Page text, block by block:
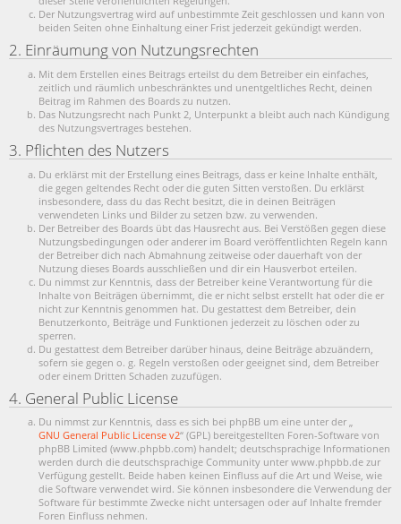
Der Nutzungsvertrag wird auf unbestimmte Zeit geschlossen und kann von
beiden Seiten ohne Einhaltung einer Frist jederzeit gekündigt werden.
2. Einräumung von Nutzungsrechten
Mit dem Erstellen eines Beitrags erteilst du dem Betreiber ein einfaches,
zeitlich und räumlich unbeschränktes und unentgeltliches Recht, deinen
Beitrag im Rahmen des Boards zu nutzen.
Das Nutzungsrecht nach Punkt 2, Unterpunkt a bleibt auch nach Kündigung
des Nutzungsvertrages bestehen.
3. Pflichten des Nutzers
Du erklärst mit der Erstellung eines Beitrags, dass er keine Inhalte enthält,
die gegen geltendes Recht oder die guten Sitten verstoßen. Du erklärst
insbesondere, dass du das Recht besitzt, die in deinen Beiträgen
verwendeten Links und Bilder zu setzen bzw. zu verwenden.
Der Betreiber des Boards übt das Hausrecht aus. Bei Verstößen gegen diese
Nutzungsbedingungen oder anderer im Board veröffentlichten Regeln kann
der Betreiber dich nach Abmahnung zeitweise oder dauerhaft von der
Nutzung dieses Boards ausschließen und dir ein Hausverbot erteilen.
Du nimmst zur Kenntnis, dass der Betreiber keine Verantwortung für die
Inhalte von Beiträgen übernimmt, die er nicht selbst erstellt hat oder die er
nicht zur Kenntnis genommen hat. Du gestattest dem Betreiber, dein
Benutzerkonto, Beiträge und Funktionen jederzeit zu löschen oder zu
sperren.
Du gestattest dem Betreiber darüber hinaus, deine Beiträge abzuändern,
sofern sie gegen o. g. Regeln verstoßen oder geeignet sind, dem Betreiber
oder einem Dritten Schaden zuzufügen.
4. General Public License
Du nimmst zur Kenntnis, dass es sich bei phpBB um eine unter der „
GNU General Public License v2“ (GPL) bereitgestellten Foren-Software von
phpBB Limited (www.phpbb.com) handelt; deutschsprachige Informationen
werden durch die deutschsprachige Community unter www.phpbb.de zur
Verfügung gestellt. Beide haben keinen Einfluss auf die Art und Weise, wie
die Software verwendet wird. Sie können insbesondere die Verwendung der
Software für bestimmte Zwecke nicht untersagen oder auf Inhalte fremder
Foren Einfluss nehmen.